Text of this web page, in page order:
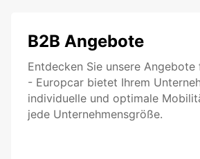
B2B Angebote
Entdecken Sie unsere Angebote
- Europcar bietet Ihrem
individuelle und optimale
jede Unternehmensgröße.